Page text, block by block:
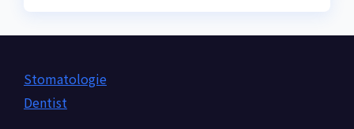
Stomatologie
Dentist